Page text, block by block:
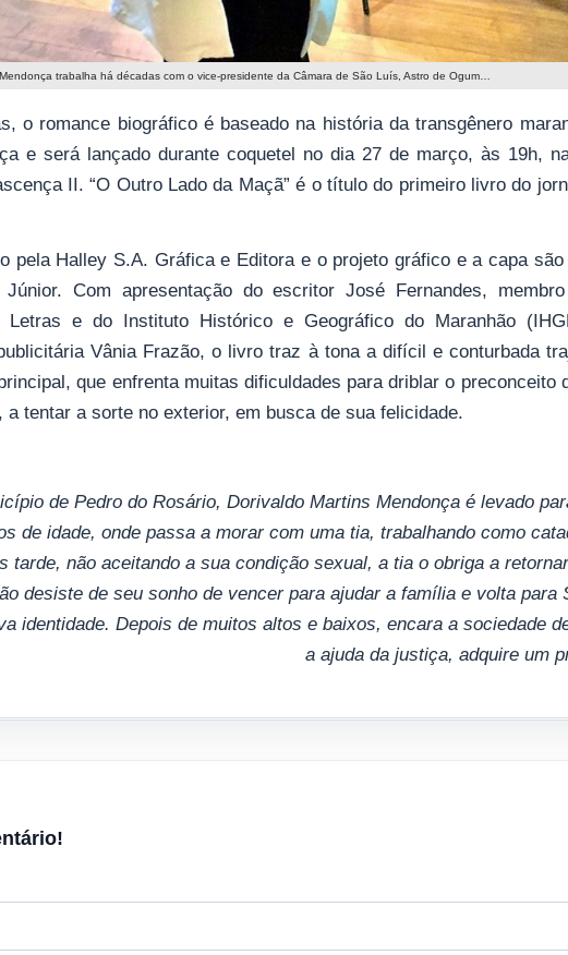
trabalha há décadas com o vice-presidente da Câmara de São Luís, Astro de Ogum…
o romance biográfico é baseado na história da transgênero
e será lançado durante coquetel no dia 27 de março, às 19h,
II. “O Outro Lado da Maçã” é o título do primeiro livro do
pela Halley S.A. Gráfica e Editora e o projeto gráfico e a capa
Júnior. Com apresentação do escritor José Fernandes,
Letras e do Instituto Histórico e Geográfico do Maranhão
Vânia Frazão, o livro traz à tona a difícil e conturbada
que enfrenta muitas dificuldades para driblar o preconceito
a tentar a sorte no exterior, em busca de sua felicidade.
de Pedro do Rosário, Dorivaldo Martins Mendonça é levado
de idade, onde passa a morar com uma tia, trabalhando como
tarde, não aceitando a sua condição sexual, a tia o obriga a
desiste de seu sonho de vencer para ajudar a família e volta para
identidade. Depois de muitos altos e baixos, encara a sociedade
a ajuda da justiça, adquire um